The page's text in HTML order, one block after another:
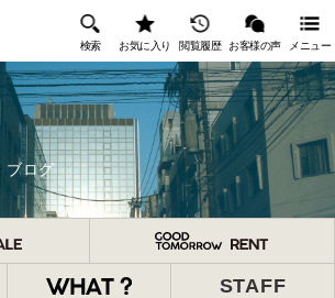
検索 お気に入り 閲覧履歴 お客様の声 メニュー
ブログ
STAFF